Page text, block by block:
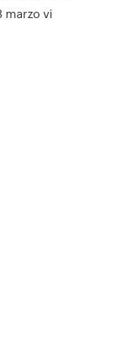
marzo vi